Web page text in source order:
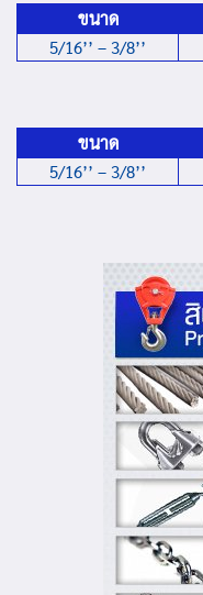
ขนาด
5/16’’ – 3/8’’
ขนาด
5/16’’ – 3/8’’